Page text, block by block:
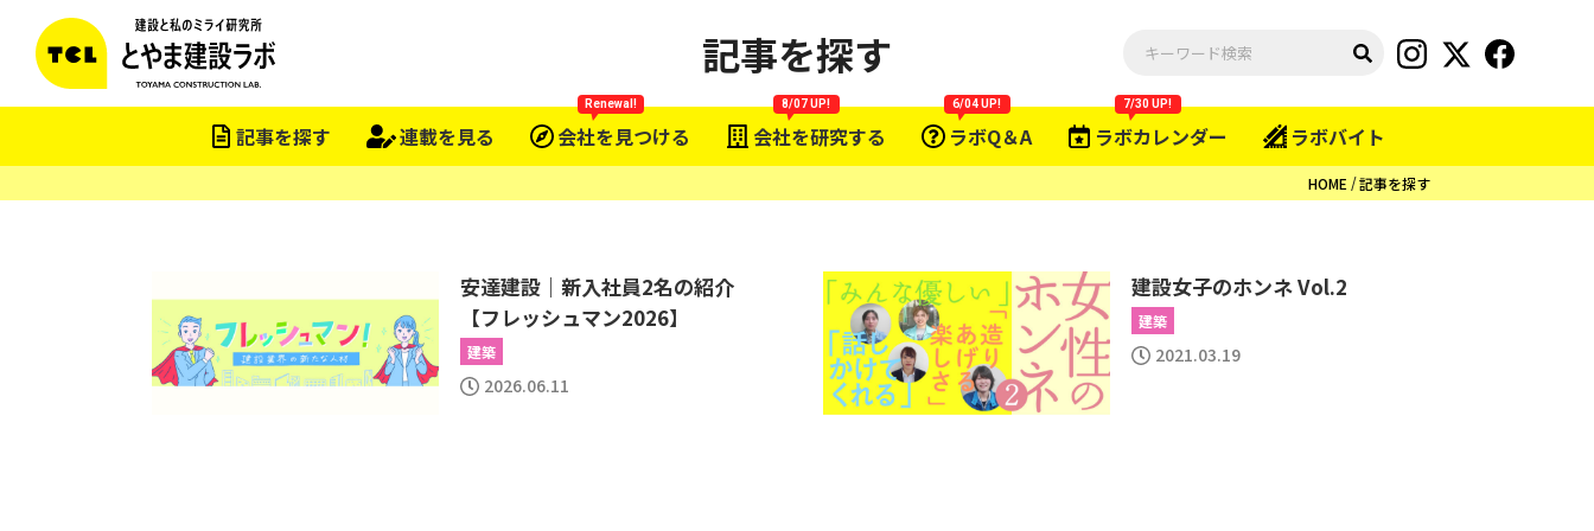
記事を探す 連載を見る 会社を見つける
Renewal!
会社を研究する
8/07 UP!
ラボQ＆A
6/04 UP!
ラボカレンダー
7/30 UP!
ラボバイト
記事を探す
HOME 記事を探す
安達建設｜新入社員2名の紹介
【フレッシュマン2026】
建築
2026.06.11
建設女子のホンネ Vol.2
建築
2021.03.19